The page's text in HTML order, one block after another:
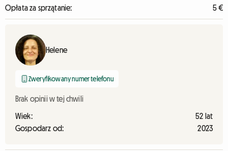
Opłata za sprzątanie:
5 €
Helene
Zweryfikowany numer telefonu
Brak opinii w tej chwili
Wiek:
52 lat
Gospodarz od:
2023